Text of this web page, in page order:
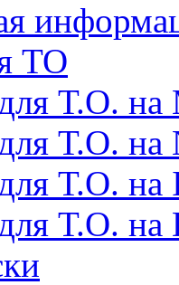
ТО
Т.О. на
Т.О. на
Т.О.
Т.О. на